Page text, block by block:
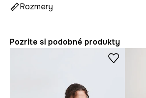
Rozmery
Pozrite si podobné produkty